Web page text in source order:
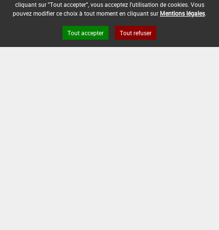
cliquant sur "Tout accepter", vous acceptez l'utilisation de cookies. Vous
pouvez modifier ce choix à tout moment en cliquant sur Mentions légales
Tout accepter Tout refuser